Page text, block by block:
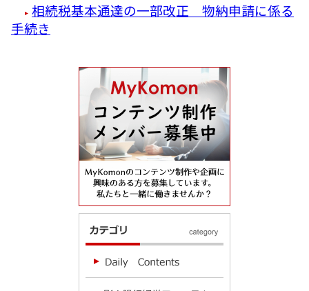
相続税基本通達の一部改正 物納申請に係る
手続き